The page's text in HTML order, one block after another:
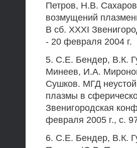
Петров, Н.В.
возмущений
В сб. XXXI
- 20 февраля 2004 г.
5. С.Е. Бендер, В.К.
Минеев, И.А.
Сушков. МГД
плазмы в
Звенигородская
февраля 2005 г., с.
6. С.Е. Бендер, В.К.